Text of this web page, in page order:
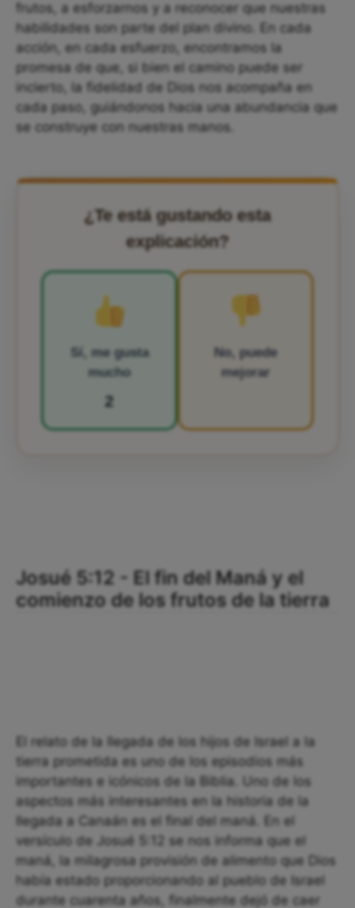
frutos, a esforzarnos y a reconocer que nuestras
habilidades son parte del plan divino. En cada
acción, en cada esfuerzo, encontramos la
promesa de que, si bien el camino puede ser
incierto, la fidelidad de Dios nos acompaña en
cada paso, guiándonos hacia una abundancia que
se construye con nuestras manos.
¿Te está gustando esta
explicación?
Sí, me gusta
mucho
2
No, puede
mejorar
Josué 5:12 - El fin del Maná y el
comienzo de los frutos de la tierra
El relato de la llegada de los hijos de Israel a la
tierra prometida es uno de los episodios más
importantes e icónicos de la Biblia. Uno de los
aspectos más interesantes en la historia de la
llegada a Canaán es el final del maná. En el
versículo de Josué 5:12 se nos informa que el
maná, la milagrosa provisión de alimento que Dios
había estado proporcionando al pueblo de Israel
durante cuarenta años, finalmente dejó de caer